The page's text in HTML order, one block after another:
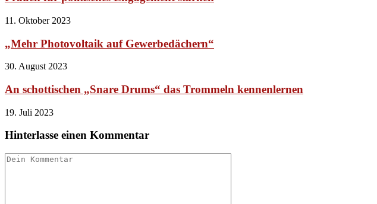
11. Oktober 2023
„Mehr Photovoltaik auf Gewerbedächern“
30. August 2023
An schottischen „Snare Drums“ das Trommeln kennenlernen
19. Juli 2023
Hinterlasse einen Kommentar